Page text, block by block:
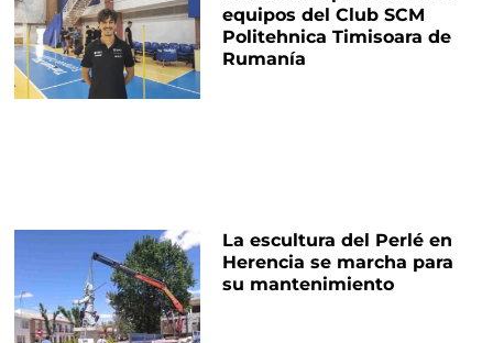
equipos del Club SCM
Politehnica Timisoara de
Rumanía
La escultura del Perlé en
Herencia se marcha para
su mantenimiento